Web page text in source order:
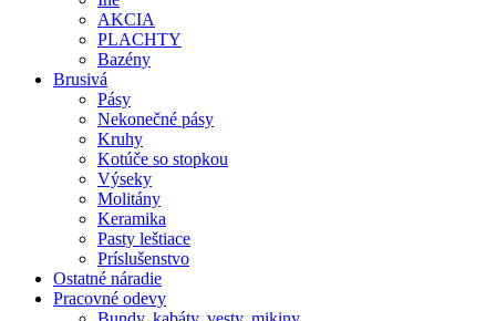
AKCIA
PLACHTY
Bazény
Brusivá
Pásy
Nekonečné pásy
Kruhy
Kotúče so stopkou
Výseky
Molitány
Keramika
Pasty leštiace
Príslušenstvo
Ostatné náradie
Pracovné odevy